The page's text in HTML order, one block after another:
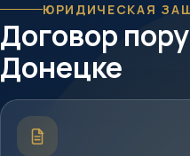
ЮРИДИЧЕСКАЯ
Договор
Донецке
Краткое
описание